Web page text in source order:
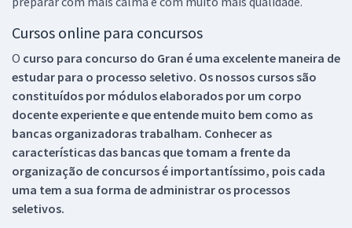
Cursos online para concursos
O curso para concurso do Gran é uma excelente maneira de
estudar para o processo seletivo. Os nossos cursos são
constituídos por módulos elaborados por um corpo
docente experiente e que entende muito bem como as
bancas organizadoras trabalham. Conhecer as
características das bancas que tomam a frente da
organização de concursos é importantíssimo, pois cada
uma tem a sua forma de administrar os processos
seletivos.